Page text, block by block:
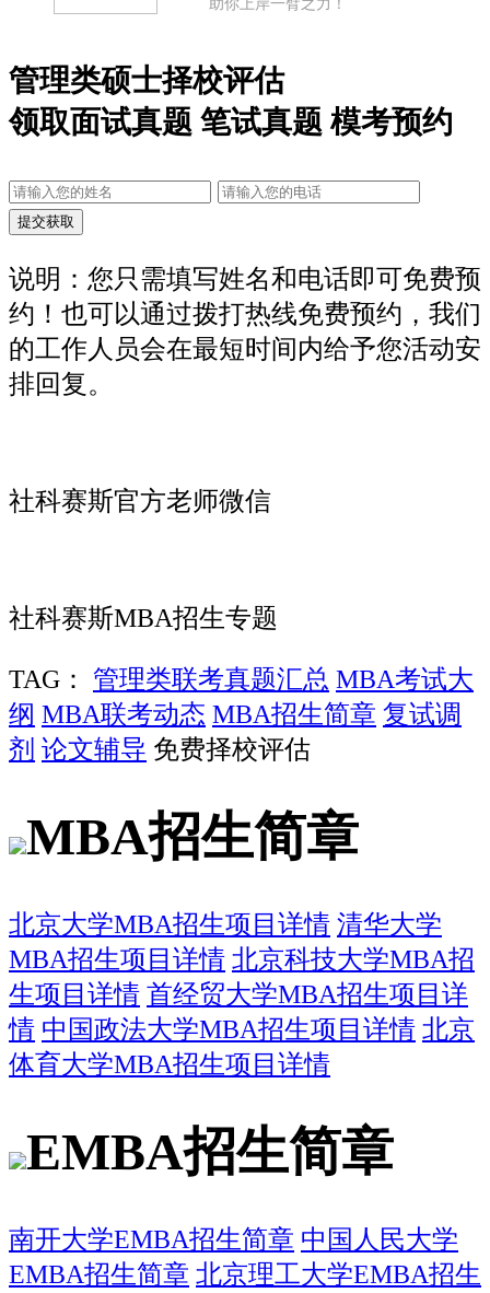
管理类硕士择校评估
领取面试真题 笔试真题 模考预约
说明：您只需填写姓名和电话即可免费预
约！也可以通过拨打热线免费预约，我们
的工作人员会在最短时间内给予您活动安
排回复。
社科赛斯官方老师微信
社科赛斯MBA招生专题
TAG： 管理类联考真题汇总 MBA考试大
纲 MBA联考动态 MBA招生简章 复试调
剂 论文辅导 免费择校评估
MBA招生简章
北京大学MBA招生项目详情 清华大学
MBA招生项目详情 北京科技大学MBA招
生项目详情 首经贸大学MBA招生项目详
情 中国政法大学MBA招生项目详情 北京
体育大学MBA招生项目详情
EMBA招生简章
南开大学EMBA招生简章 中国人民大学
EMBA招生简章 北京理工大学EMBA招生